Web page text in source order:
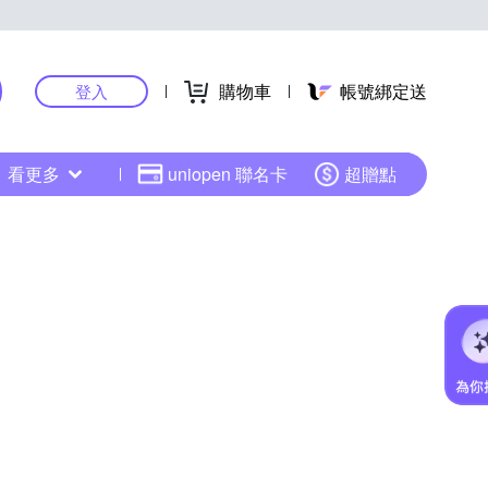
登入 購物車 帳號綁定送
看更多 uniopen 聯名卡 超贈點